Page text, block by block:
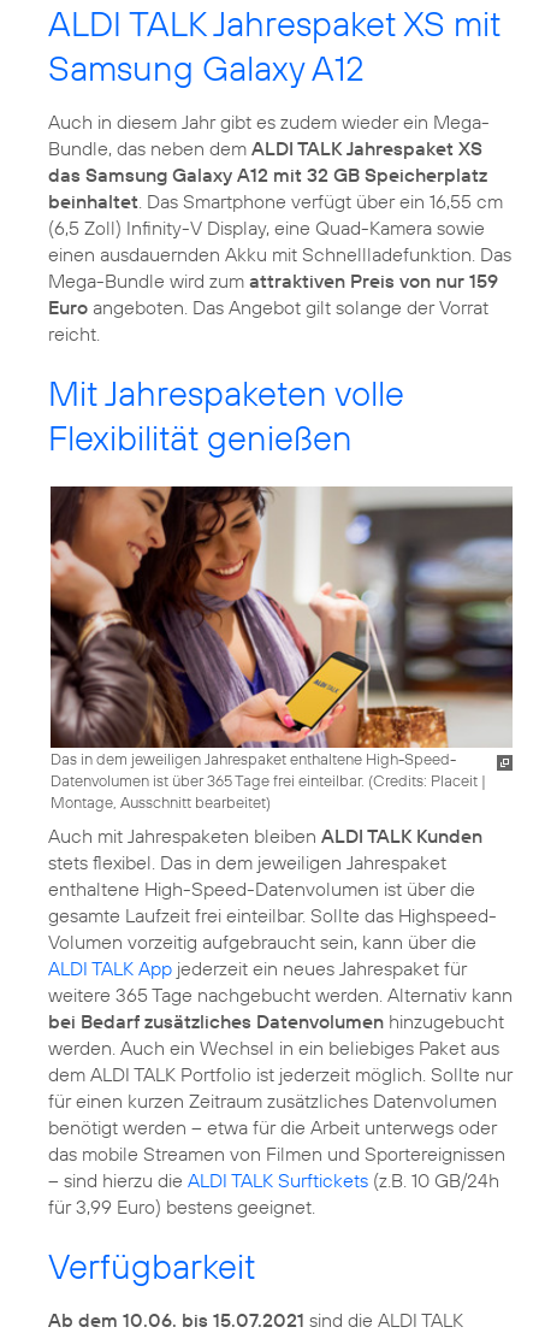
ALDI TALK Jahrespaket XS mit
Samsung Galaxy A12
Auch in diesem Jahr gibt es zudem wieder ein Mega-
Bundle, das neben dem ALDI TALK Jahrespaket XS
das Samsung Galaxy A12 mit 32 GB Speicherplatz
beinhaltet. Das Smartphone verfügt über ein 16,55 cm
(6,5 Zoll) Infinity-V Display, eine Quad-Kamera sowie
einen ausdauernden Akku mit Schnellladefunktion. Das
Mega-Bundle wird zum attraktiven Preis von nur 159
Euro angeboten. Das Angebot gilt solange der Vorrat
reicht.
Mit Jahrespaketen volle
Flexibilität genießen
Das in dem jeweiligen Jahrespaket enthaltene High-Speed-
Datenvolumen ist über 365 Tage frei einteilbar. (Credits: Placeit |
Montage, Ausschnitt bearbeitet)
Auch mit Jahrespaketen bleiben ALDI TALK Kunden
stets flexibel. Das in dem jeweiligen Jahrespaket
enthaltene High-Speed-Datenvolumen ist über die
gesamte Laufzeit frei einteilbar. Sollte das Highspeed-
Volumen vorzeitig aufgebraucht sein, kann über die
ALDI TALK App jederzeit ein neues Jahrespaket für
weitere 365 Tage nachgebucht werden. Alternativ kann
bei Bedarf zusätzliches Datenvolumen hinzugebucht
werden. Auch ein Wechsel in ein beliebiges Paket aus
dem ALDI TALK Portfolio ist jederzeit möglich. Sollte nur
für einen kurzen Zeitraum zusätzliches Datenvolumen
benötigt werden – etwa für die Arbeit unterwegs oder
das mobile Streamen von Filmen und Sportereignissen
– sind hierzu die ALDI TALK Surftickets (z.B. 10 GB/24h
für 3,99 Euro) bestens geeignet.
Verfügbarkeit
Ab dem 10.06. bis 15.07.2021 sind die ALDI TALK